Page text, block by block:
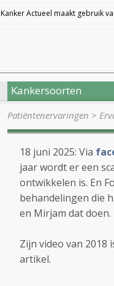
Kanker Actueel maakt gebruik
Kankersoorten
Patiëntenervaringen >
18 juni 2025: Via
jaar wordt er een
ontwikkelen is. En
behandelingen die
en Mirjam dat doen.
Zijn video van 2018
artikel.